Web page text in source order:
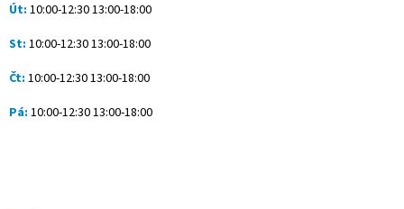
Út: 10:00-12:30 13:00-18:00
St: 10:00-12:30 13:00-18:00
Čt: 10:00-12:30 13:00-18:00
Pá: 10:00-12:30 13:00-18:00